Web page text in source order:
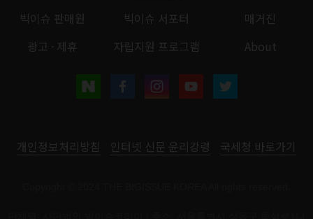
빅이슈 판매원 빅이슈 서포터
매거진
광고 · 제휴
자립지원 프로그램 About
개인정보처리방침 인터넷 신문 윤리강령 국세청 바로가기